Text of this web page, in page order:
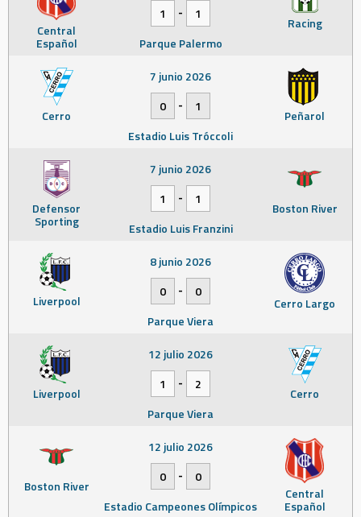
Central
Español
Racing
1
-
1
Parque Palermo
Cerro Peñarol
7 junio 2026
0
-
1
Estadio Luis Tróccoli
Defensor
Sporting
Boston River
7 junio 2026
1
-
1
Estadio Luis Franzini
Liverpool Cerro Largo
8 junio 2026
0
-
0
Parque Viera
Liverpool Cerro
12 julio 2026
1
-
2
Parque Viera
Boston River Central
Español
12 julio 2026
0
-
0
Estadio Campeones Olímpicos